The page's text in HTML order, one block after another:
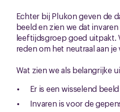
Echter bij Plukon geven de
beeld en zien we dat
leeftijdsgroep goed uitpakt.
reden om het neutraal aan
Wat zien we als belangrijke
Er is een wisselend
Invaren is voor de